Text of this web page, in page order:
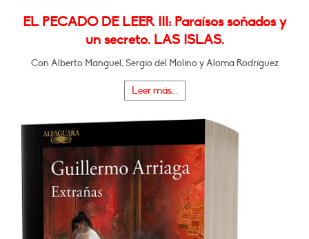
EL PECADO DE LEER III: Paraísos soñados y
un secreto. LAS ISLAS.
Con Alberto Manguel, Sergio del Molino y Aloma Rodríguez
Leer más...